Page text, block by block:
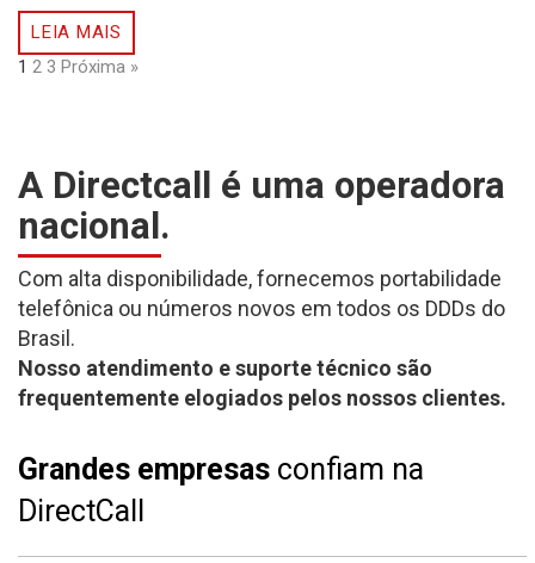
LEIA MAIS
1 2 3 Próxima »
A Directcall é uma operadora
nacional.
Com alta disponibilidade, fornecemos portabilidade
telefônica ou números novos em todos os DDDs do
Brasil.
Nosso atendimento e suporte técnico são
frequentemente elogiados pelos nossos clientes.
Grandes empresas confiam na
DirectCall